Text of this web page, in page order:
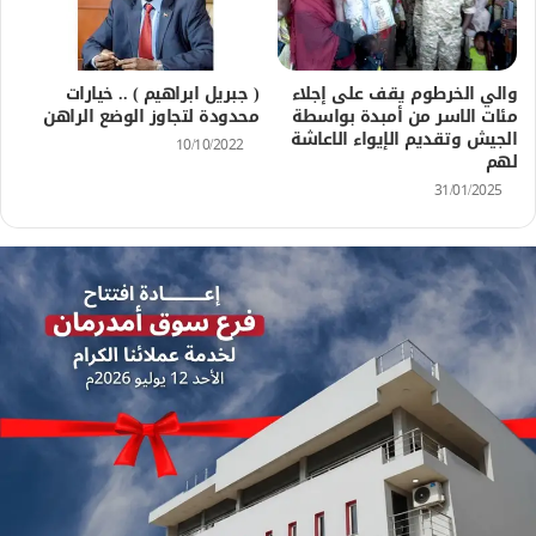
والي الخرطوم يقف على إجلاء
مئات الاسر من أمبدة بواسطة
الجيش وتقديم الإيواء الاعاشة
لهم
31/01/2025
( جبريل ابراهيم ) .. خيارات
محدودة لتجاوز الوضع الراهن
10/10/2022